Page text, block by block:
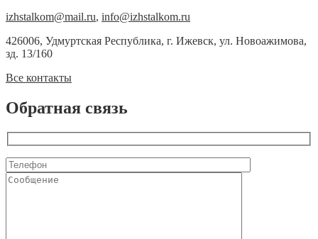
izhstalkom@mail.ru, info@izhstalkom.ru
426006, Удмуртская Республика, г. Ижевск, ул. Новоажимова,
зд. 13/160
Все контакты
Обратная связь